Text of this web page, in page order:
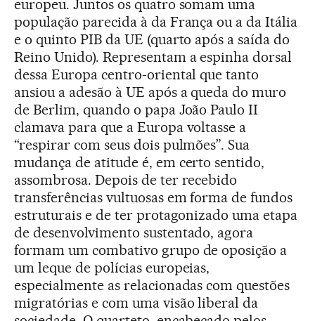
europeu. Juntos os quatro somam uma
população parecida à da França ou a da Itália
e o quinto PIB da UE (quarto após a saída do
Reino Unido). Representam a espinha dorsal
dessa Europa centro-oriental que tanto
ansiou a adesão à UE após a queda do muro
de Berlim, quando o papa João Paulo II
clamava para que a Europa voltasse a
“respirar com seus dois pulmões”. Sua
mudança de atitude é, em certo sentido,
assombrosa. Depois de ter recebido
transferências vultuosas em forma de fundos
estruturais e de ter protagonizado uma etapa
de desenvolvimento sustentado, agora
formam um combativo grupo de oposição a
um leque de polícias europeias,
especialmente as relacionadas com questões
migratórias e com uma visão liberal da